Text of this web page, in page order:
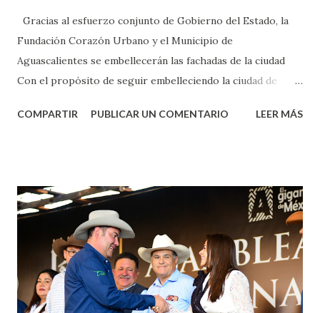
Gracias al esfuerzo conjunto de Gobierno del Estado, la
Fundación Corazón Urbano y el Municipio de
Aguascalientes se embellecerán las fachadas de la ciudad
Con el propósito de seguir embelleciendo la ciudad de
municipal, Leo Montañez dio inicio al programa
Corazón Urbano y el Municipio capital. Leo Montañez
informó que en este programa se usarán cerca de 90 mil
metros cuadrados de pintura, para dar inicio en la calle
Nieto, entre Jesús F. Elizondo y la calle 22 de Octubre, con
lo que se aplicará pintura en 66 casas. Posteriormente se
llevará este programa a Villas de Nuestra Señora de la
COMPARTIR PUBLICAR UN COMENTARIO LEER MÁS